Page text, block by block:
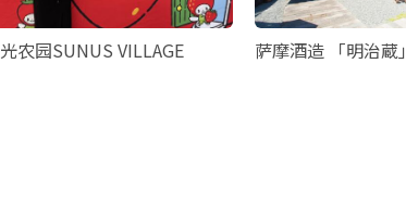
农园SUNUS VILLAGE 萨摩酒造 「明治蔵」